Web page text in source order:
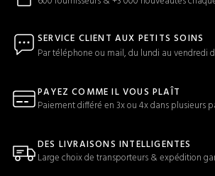
SERVICE CLIENT AUX PETITS SOINS
Par téléphone ou mail, du lundi au vendredi
PAYEZ COMME IL VOUS PLAÎT
Paiement différé en 3x ou 4x dans plusieurs
DES LIVRAISONS INTELLIGENTES
Large choix de transporteurs & expédition